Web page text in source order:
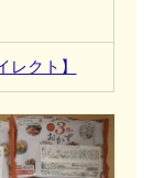
レクト】